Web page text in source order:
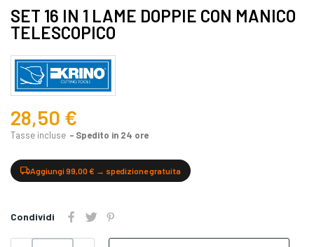
SET 16 IN 1 LAME DOPPIE CON MANICO
TELESCOPICO
28,50 €
Tasse incluse Spedito in 24 ore
Aggiungi 99,00 € → spedizione gratuita
Condividi